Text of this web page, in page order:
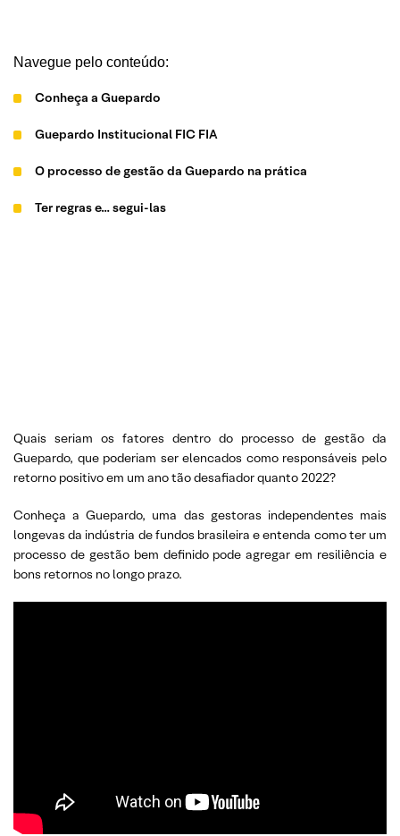
Navegue pelo conteúdo:
Conheça a Guepardo
Guepardo Institucional FIC FIA
O processo de gestão da Guepardo na prática
Ter regras e… segui-las
Quais seriam os fatores dentro do processo de gestão da
Guepardo, que poderiam ser elencados como responsáveis pelo
retorno positivo em um ano tão desafiador quanto 2022?
Conheça a Guepardo, uma das gestoras independentes mais
longevas da indústria de fundos brasileira e entenda como ter um
processo de gestão bem definido pode agregar em resiliência e
bons retornos no longo prazo.